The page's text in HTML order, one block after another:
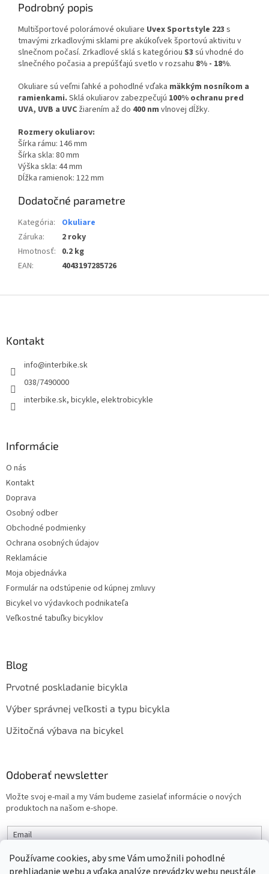
Používame cookies, aby sme Vám umožnili pohodlné
Podrobný popis
Multišportové polorámové okuliare Uvex Sportstyle 223 s
tmavými zrkadlovými sklami pre akúkoľvek športovú aktivitu v
slnečnom počasí. Zrkadlové sklá s kategóriou S3 sú vhodné do
slnečného počasia a prepúšťajú svetlo v rozsahu 8% - 18%.
Okuliare sú veľmi ľahké a pohodlné vďaka mäkkým nosníkom a
ramienkami. Sklá okuliarov zabezpečujú 100% ochranu pred
UVA, UVB a UVC žiarením až do 400 nm vlnovej dĺžky.
Rozmery okuliarov:
Šírka rámu: 146 mm
Šírka skla: 80 mm
Výška skla: 44 mm
Dĺžka ramienok: 122 mm
Dodatočné parametre
Kategória:
Okuliare
Záruka:
2 roky
Hmotnosť: 0.2 kg
EAN: 4043197285726
Kontakt
info@interbike.sk
038/7490000
interbike.sk, bicykle, elektrobicykle
Informácie
O nás
Kontakt
Doprava
Osobný odber
Obchodné podmienky
Ochrana osobných údajov
Reklamácie
Moja objednávka
Formulár na odstúpenie od kúpnej zmluvy
Bicykel vo výdavkoch podnikateľa
Veľkostné tabuľky bicyklov
Blog
Prvotné poskladanie bicykla
Výber správnej veľkosti a typu bicykla
Užitočná výbava na bicykel
Odoberať newsletter
Vložte svoj e-mail a my Vám budeme zasielať informácie o nových
produktoch na našom e-shope.
Email
PRIHLÁSIŤ SA